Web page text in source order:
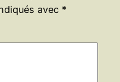
avec *